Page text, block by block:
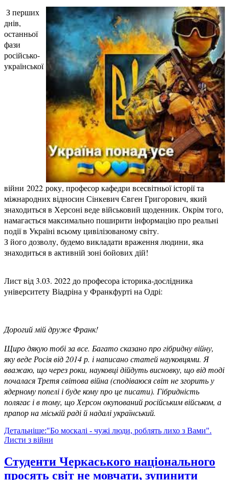
З перших
днів,
останньої
фази
російсько-
української
війни 2022 року, професор кафедри всесвітньої історії та
міжнародних відносин Сінкевич Євген Григорович, який
знаходиться в Херсоні веде військовий щоденник. Окрім того,
намагається максимально поширити інформацію про реальні
події в Україні всьому цивілізованому світу.
З його дозволу, будемо викладати враження людини, яка
знаходиться в активній зоні бойових дій!
Лист від 3.03. 2022 до професора історика-дослідника
університету Віадріна у Франкфурті на Одрі:
Дорогий мій друже Франк!
Щиро дякую тобі за все. Багато сказано про гібридну війну,
яку веде Росія від 2014 р. і написано статей науковцями. Я
вважаю, що через роки, науковці дійдуть висновку, що від тоді
почалася Третя світова війна (сподіваюся світ не згорить у
ядерному попелі і буде кому про це писати). Гібридність
полягає і в тому, що Херсон окупований російським військом, а
прапор на міській раді й надалі український.
Детальніше:"Бо москалі - чужі люди, роблять лихо з Вами".
Листи з війни
Студенти Черкаського національного
просять світ не мовчати, зупинити